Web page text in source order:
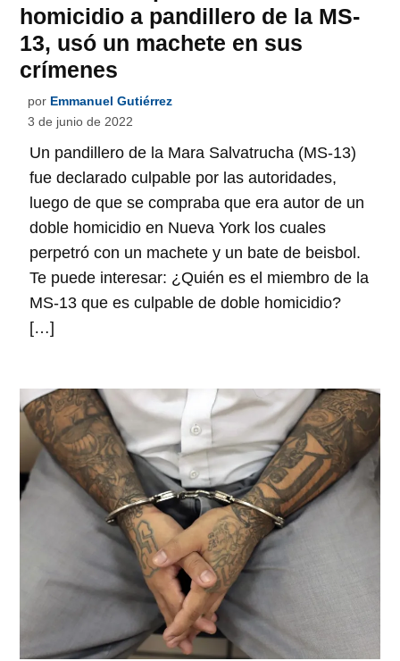
homicidio a pandillero de la MS-
13, usó un machete en sus
crímenes
por Emmanuel Gutiérrez
3 de junio de 2022
Un pandillero de la Mara Salvatrucha (MS-13)
fue declarado culpable por las autoridades,
luego de que se compraba que era autor de un
doble homicidio en Nueva York los cuales
perpetró con un machete y un bate de beisbol.
Te puede interesar: ¿Quién es el miembro de la
MS-13 que es culpable de doble homicidio?
[…]